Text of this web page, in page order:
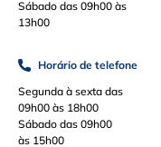
Sábado das 09h00 às
13h00
Horário de telefone
Segunda à sexta das
09h00 às 18h00
Sábado das 09h00
às 15h00